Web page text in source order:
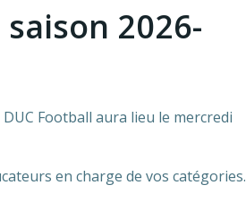
2026-
Football aura lieu le mercredi
en charge de vos catégories.